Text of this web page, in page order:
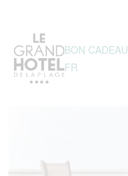
BON CADEAU
FR